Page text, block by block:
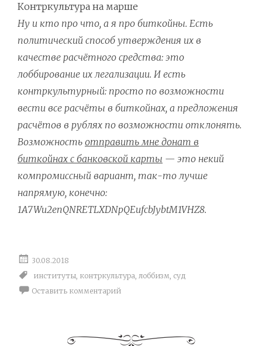
Контркультура на марше
Ну и кто про что, а я про биткойны. Есть
политический способ утверждения их в
качестве расчётного средства: это
лоббирование их легализации. И есть
контркультурный: просто по возможности
вести все расчёты в биткойнах, а предложения
расчётов в рублях по возможности отклонять.
Возможность отправить мне донат в
биткойнах с банковской карты — это некий
компромиссный вариант, так-то лучше
напрямую, конечно:
1A7Wu2enQNRETLXDNpQEufcbJybtM1VHZ8.
30.08.2018
институты, контркультура, лоббизм, суд
Оставить комментарий